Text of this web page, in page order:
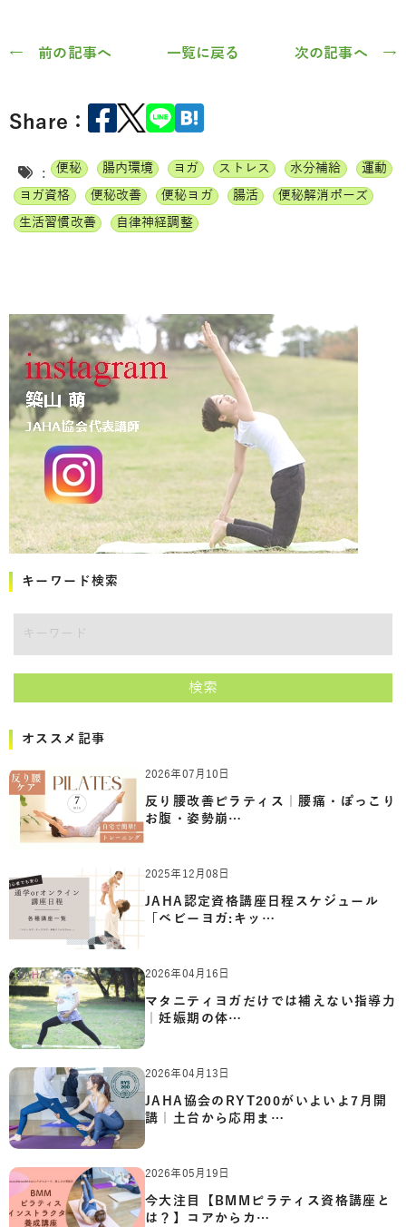
← 前の記事へ 一覧に戻る 次の記事へ →
Share：
: 便秘 腸内環境 ヨガ ストレス 水分補給
運動
ヨガ資格
便秘改善 便秘ヨガ 腸活
便秘解消ポーズ
生活習慣改善
自律神経調整
キーワード検索
検索
オススメ記事
2026年07月10日
反り腰改善ピラティス｜腰痛・ぽっこり
お腹・姿勢崩…
2025年12月08日
JAHA認定資格講座日程スケジュール
「ベビーヨガ:キッ…
2026年04月16日
マタニティヨガだけでは補えない指導力
｜妊娠期の体…
2026年04月13日
JAHA協会のRYT200がいよいよ7月開
講｜土台から応用ま…
2026年05月19日
今大注目【BMMピラティス資格講座と
は？】コアからカ…